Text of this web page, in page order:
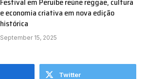
e economia criativa em nova edição
histórica
September 15, 2025
Twitter